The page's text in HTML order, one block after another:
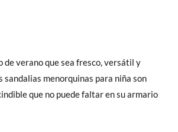
de verano que sea fresco, versátil y
sandalias menorquinas para niña son
que no puede faltar en su armario